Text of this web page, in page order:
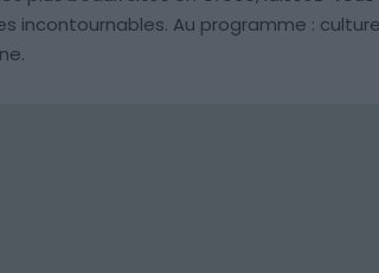
incontournables. Au programme :